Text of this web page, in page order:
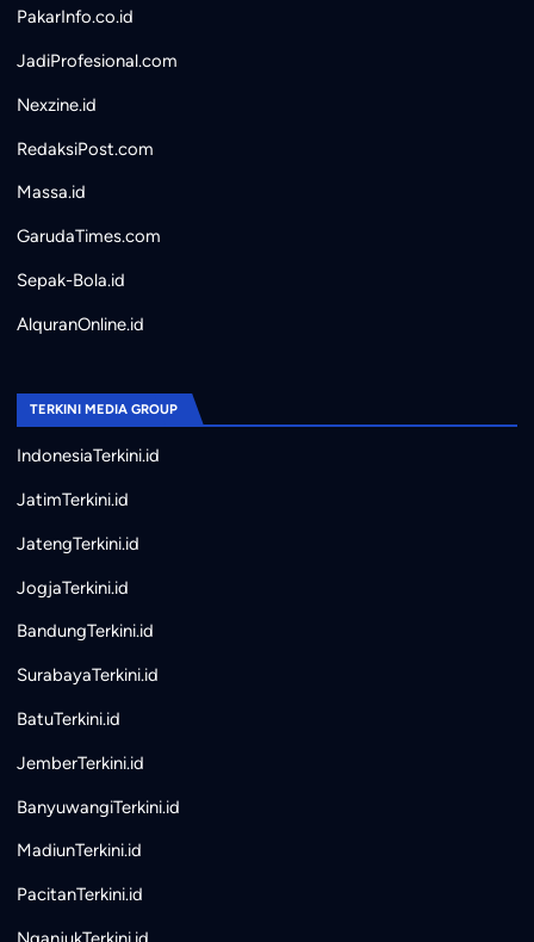
PakarInfo.co.id
JadiProfesional.com
Nexzine.id
RedaksiPost.com
Massa.id
GarudaTimes.com
Sepak-Bola.id
AlquranOnline.id
TERKINI MEDIA GROUP
IndonesiaTerkini.id
JatimTerkini.id
JatengTerkini.id
JogjaTerkini.id
BandungTerkini.id
SurabayaTerkini.id
BatuTerkini.id
JemberTerkini.id
BanyuwangiTerkini.id
MadiunTerkini.id
PacitanTerkini.id